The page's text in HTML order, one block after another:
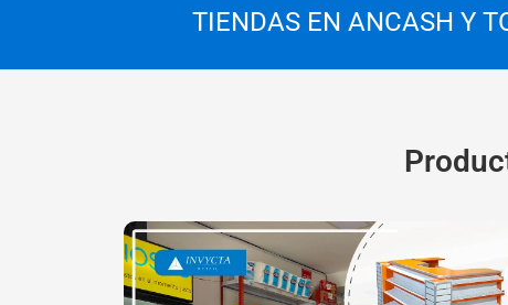
TIENDAS EN ANCASH Y